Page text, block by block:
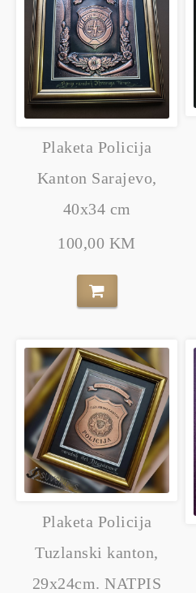
Plaketa Policija
Kanton Sarajevo,
40x34 cm
100,00 KM
Plaketa Policija
Tuzlanski kanton,
29x24cm. NATPIS